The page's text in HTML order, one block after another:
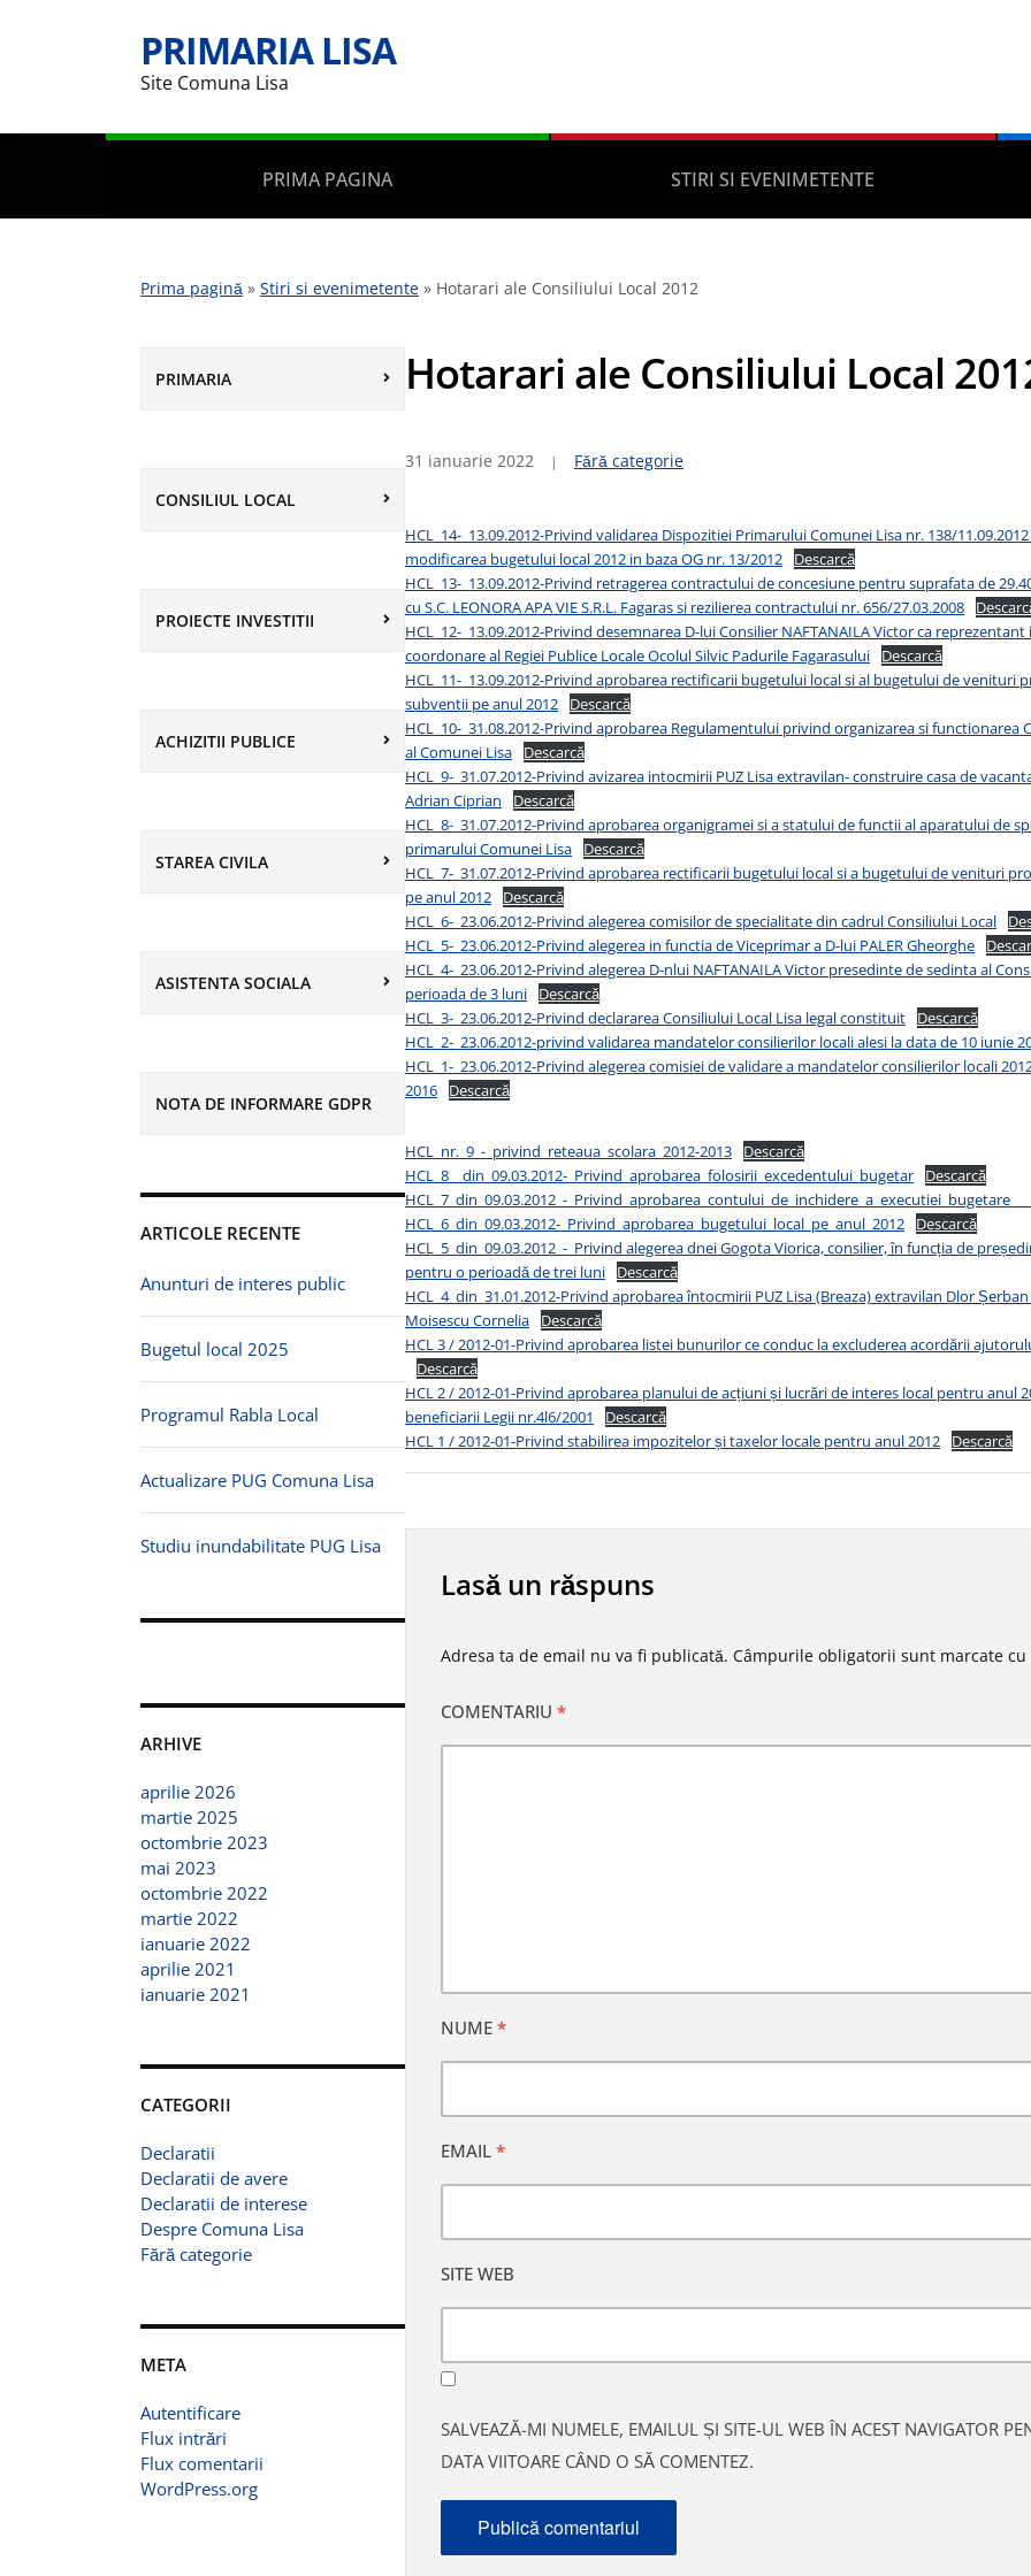
PRIMARIA LISA
Site Comuna Lisa
PRIMA PAGINA STIRI SI EVENIMETENTE
Prima pagină » Stiri si evenimetente » Hotarari ale Consiliului Local 2012
PRIMARIA
CONSILIUL LOCAL
PROIECTE INVESTITII
ACHIZITII PUBLICE
STAREA CIVILA
ASISTENTA SOCIALA
NOTA DE INFORMARE GDPR
ARTICOLE RECENTE
Anunturi de interes public
Bugetul local 2025
Programul Rabla Local
Actualizare PUG Comuna Lisa
Studiu inundabilitate PUG Lisa
ARHIVE
aprilie 2026
martie 2025
octombrie 2023
mai 2023
octombrie 2022
martie 2022
ianuarie 2022
aprilie 2021
ianuarie 2021
CATEGORII
Declaratii
Declaratii de avere
Declaratii de interese
Despre Comuna Lisa
Fără categorie
META
Autentificare
Flux intrări
Flux comentarii
WordPress.org
Hotarari ale Consiliului Local
31 ianuarie 2022 Fără categorie
HCL_14-_13.09.2012-Privind validarea Dispozitiei Primarului Comunei Lisa nr. 138/
modificarea bugetului local 2012 in baza OG nr. 13/2012
Descarcă
HCL_13-_13.09.2012-Privind retragerea contractului de concesiune pentru suprafata de
cu S.C. LEONORA APA VIE S.R.L. Fagaras si rezilierea contractului nr. 656/27.03.2008
HCL_12-_13.09.2012-Privind desemnarea D-lui Consilier NAFTANAILA Victor ca
coordonare al Regiei Publice Locale Ocolul Silvic Padurile Fagarasului
Descarcă
HCL_11-_13.09.2012-Privind aprobarea rectificarii bugetului local si al bugetului de venituri
subventii pe anul 2012
Descarcă
HCL_10-_31.08.2012-Privind aprobarea Regulamentului privind organizarea si functionarea
al Comunei Lisa
Descarcă
HCL_9-_31.07.2012-Privind avizarea intocmirii PUZ Lisa extravilan- construire casa de
Adrian Ciprian
Descarcă
HCL_8-_31.07.2012-Privind aprobarea organigramei si a statului de functii al aparatului de
primarului Comunei Lisa
Descarcă
HCL_7-_31.07.2012-Privind aprobarea rectificarii bugetului local si a bugetului de venituri
pe anul 2012
Descarcă
HCL_6-_23.06.2012-Privind alegerea comisilor de specialitate din cadrul Consiliului Local
HCL_5-_23.06.2012-Privind alegerea in functia de Viceprimar a D-lui PALER Gheorghe
HCL_4-_23.06.2012-Privind alegerea D-nlui NAFTANAILA Victor presedinte de sedinta al
perioada de 3 luni
Descarcă
HCL_3-_23.06.2012-Privind declararea Consiliului Local Lisa legal constituit
Descarcă
HCL_2-_23.06.2012-privind validarea mandatelor consilierilor locali alesi la data de 10 iunie
HCL_1-_23.06.2012-Privind alegerea comisiei de validare a mandatelor consilierilor locali
2016
Descarcă
HCL_nr._9_-_privind_reteaua_scolara_2012-2013
Descarcă
HCL_8__din_09.03.2012-_Privind_aprobarea_folosirii_excedentului_bugetar
Descarcă
HCL_7_din_09.03.2012_-_Privind_aprobarea_contului_de_inchidere_a_executiei_bugetare___
HCL_6_din_09.03.2012-_Privind_aprobarea_bugetului_local_pe_anul_2012
Descarcă
HCL_5_din_09.03.2012_-_Privind alegerea dnei Gogota Viorica, consilier, în funcția de
pentru o perioadă de trei luni
Descarcă
HCL_4_din_31.01.2012-Privind aprobarea întocmirii PUZ Lisa (Breaza) extravilan Dlor
Moisescu Cornelia
Descarcă
HCL 3 / 2012-01-Privind aprobarea listei bunurilor ce conduc la excluderea acordării
Descarcă
HCL 2 / 2012-01-Privind aprobarea planului de acțiuni și lucrări de interes local pentru anul
beneficiarii Legii nr.4l6/2001
Descarcă
HCL 1 / 2012-01-Privind stabilirea impozitelor și taxelor locale pentru anul 2012
Descarcă
Lasă un răspuns
Adresa ta de email nu va fi publicată. Câmpurile obligatorii sunt marcate cu
COMENTARIU *
NUME *
EMAIL *
SITE WEB
SALVEAZĂ-MI NUMELE, EMAILUL ȘI SITE-UL WEB ÎN ACEST NAVIGATOR
DATA VIITOARE CÂND O SĂ COMENTEZ.